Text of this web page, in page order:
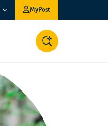
MyPost